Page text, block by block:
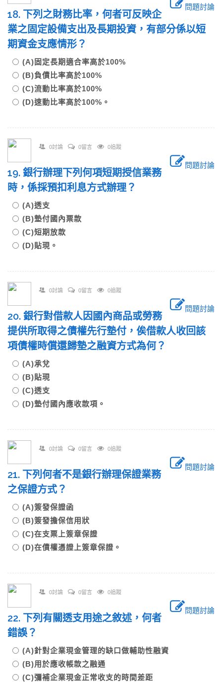
問題討論
18. 下列之財務比率，何者可反映企
業之固定設備支出及長期投資，有部分係以短
期資金支應情形？
(A)固定長期適合率高於100%
(B)負債比率高於100%
(C)流動比率高於100%
(D)速動比率高於100%。
0討論 0留言 0追蹤
問題討論
19. 銀行辦理下列何項短期授信業務
時，係採預扣利息方式辦理？
(A)透支
(B)墊付國內票款
(C)短期放款
(D)貼現。
0討論 0留言 0追蹤
問題討論
20. 銀行對借款人因國內商品或勞務
提供所取得之債權先行墊付，俟借款人收回該
項債權時償還歸墊之融資方式為何？
(A)承兌
(B)貼現
(C)透支
(D)墊付國內應收款項。
0討論 0留言 0追蹤
問題討論
21. 下列何者不是銀行辦理保證業務
之保證方式？
(A)簽發保證函
(B)簽發擔保信用狀
(C)在支票上簽章保證
(D)在債權憑證上簽章保證。
0討論 0留言 0追蹤
問題討論
22. 下列有關透支用途之敘述，何者
錯誤？
(A)針對企業現金管理的缺口做輔助性融資
(B)用於應收帳款之融通
(C)彌補企業現金正常收支的時間差距